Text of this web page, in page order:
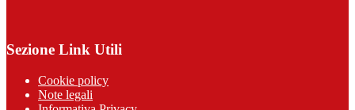
Sezione Link Utili
Cookie policy
Note legali